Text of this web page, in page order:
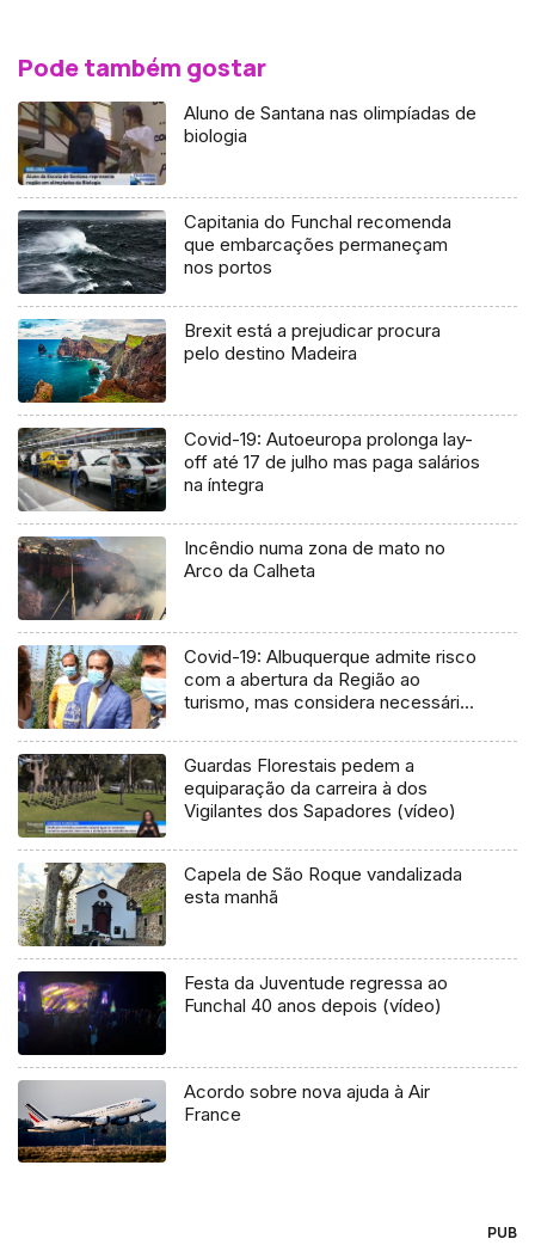
Pode também gostar
Aluno de Santana nas olimpíadas de
biologia
Capitania do Funchal recomenda
que embarcações permaneçam
nos portos
Brexit está a prejudicar procura
pelo destino Madeira
Covid-19: Autoeuropa prolonga lay-
off até 17 de julho mas paga salários
na íntegra
Incêndio numa zona de mato no
Arco da Calheta
Covid-19: Albuquerque admite risco
com a abertura da Região ao
turismo, mas considera necessário
Guardas Florestais pedem a
equiparação da carreira à dos
Vigilantes dos Sapadores (vídeo)
Capela de São Roque vandalizada
esta manhã
Festa da Juventude regressa ao
Funchal 40 anos depois (vídeo)
Acordo sobre nova ajuda à Air
France
PUB